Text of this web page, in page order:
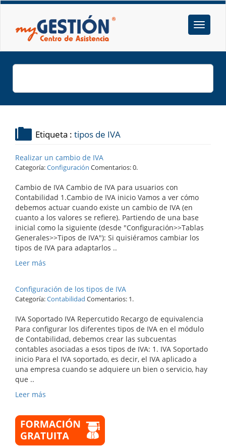
Etiqueta : tipos de IVA
Realizar un cambio de IVA
Categoría:Configuración Comentarios: 0.
Cambio de IVA Cambio de IVA para usuarios con
Contabilidad 1.Cambio de IVA inicio Vamos a ver cómo
debemos actuar cuando existe un cambio de IVA (en
cuanto a los valores se refiere). Partiendo de una base
inicial como la siguiente (desde "Configuración>>Tablas
Generales>>Tipos de IVA"): Si quisiéramos cambiar los
tipos de IVA para adaptarlos ..
Leer más
Configuración de los tipos de IVA
Categoría:Contabilidad Comentarios: 1.
IVA Soportado IVA Repercutido Recargo de equivalencia
Para configurar los diferentes tipos de IVA en el módulo
de Contabilidad, debemos crear las subcuentas
contables asociadas a esos tipos de IVA: 1. IVA Soportado
inicio Para el IVA soportado, es decir, el IVA aplicado a
una empresa cuando se adquiere un bien o servicio, hay
que ..
Leer más